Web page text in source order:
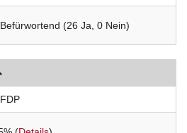
Befürwortend (26 Ja, 0 Nein)
FDP